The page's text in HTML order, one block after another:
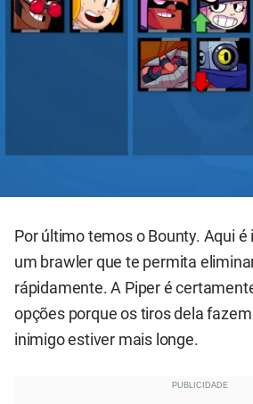
Por último temos o Bounty. Aqui
um brawler que te permita
rápidamente. A Piper é
opções porque os tiros dela
inimigo estiver mais longe.